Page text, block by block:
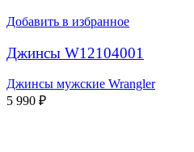
Добавить в избранное
Джинсы W12104001
Джинсы мужские Wrangler
5 990 ₽